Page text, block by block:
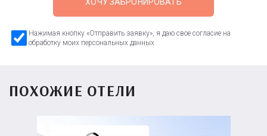
Нажимая кнопку «Отправить заявку», я даю свое согласие на
обработку моих персональных данных
ПОХОЖИЕ ОТЕЛИ